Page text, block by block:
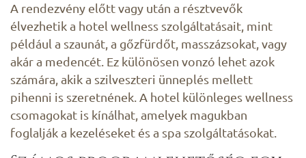
A rendezvény előtt vagy után a résztvevők
élvezhetik a hotel wellness szolgáltatásait, mint
például a szaunát, a gőzfürdőt, masszázsokat, vagy
akár a medencét. Ez különösen vonzó lehet azok
számára, akik a szilveszteri ünneplés mellett
pihenni is szeretnének. A hotel különleges wellness
csomagokat is kínálhat, amelyek magukban
foglalják a kezeléseket és a spa szolgáltatásokat.